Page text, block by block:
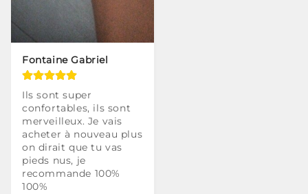
Fontaine Gabriel
Ils sont super
confortables, ils sont
merveilleux. Je vais
acheter à nouveau plus
on dirait que tu vas
pieds nus, je
recommande 100%
100%